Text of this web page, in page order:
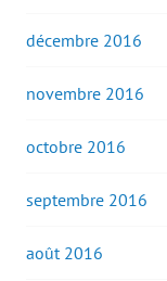
décembre 2016
novembre 2016
octobre 2016
septembre 2016
août 2016